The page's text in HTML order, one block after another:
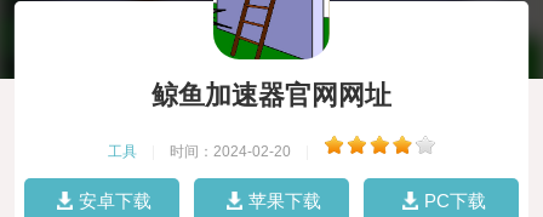
鲸鱼加速器官网网址
工具 时间：2024-02-20
安卓下载 苹果下载 PC下载